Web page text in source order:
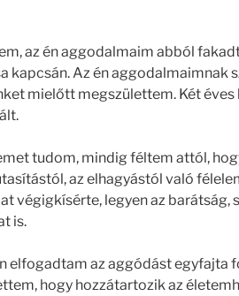
az én aggodalmaim abból
kapcsán. Az én aggodalmaimnak
mielőtt megszülettem. Két éves
tudom, mindig féltem attól,
az elhagyástól való
végigkísérte, legyen az barátság,
is.
elfogadtam az aggódást egyfajta
hogy hozzátartozik az